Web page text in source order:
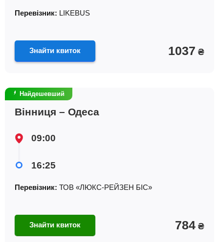
Перевізник: LIKEBUS
Знайти квиток 1037 ₴
Найдешевший
Вінниця – Одеса
09:00
16:25
Перевізник: ТОВ «ЛЮКС-РЕЙЗЕН БІС»
Знайти квиток 784 ₴